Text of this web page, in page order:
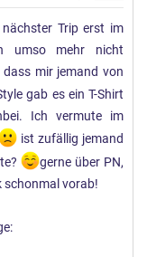
Trip erst im
umso mehr nicht
mir jemand von
gab es ein T-Shirt
Ich vermute im
ist zufällig jemand
gerne über PN,
schonmal vorab!